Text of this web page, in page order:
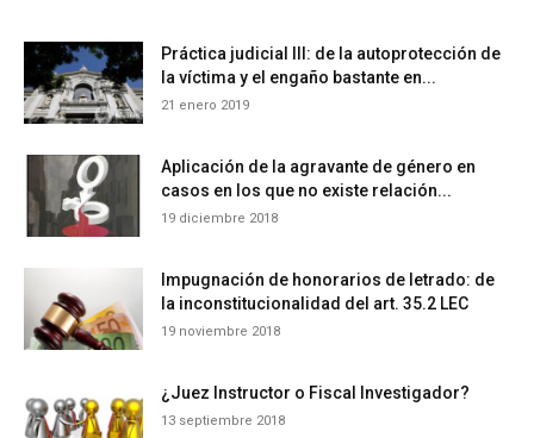
Práctica judicial III: de la autoprotección de
la víctima y el engaño bastante en...
21 enero 2019
Aplicación de la agravante de género en
casos en los que no existe relación...
19 diciembre 2018
Impugnación de honorarios de letrado: de
la inconstitucionalidad del art. 35.2 LEC
19 noviembre 2018
¿Juez Instructor o Fiscal Investigador?
13 septiembre 2018